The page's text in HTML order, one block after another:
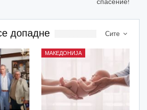
спасение!
Сите
допадне
МАКЕДОНИЈА